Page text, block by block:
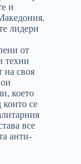
и
лидери
от
техни
на своя
което
се
все
анти-